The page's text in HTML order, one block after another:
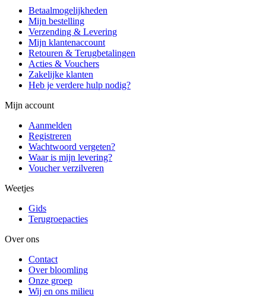
Betaalmogelijkheden
Mijn bestelling
Verzending & Levering
Mijn klantenaccount
Retouren & Terugbetalingen
Acties & Vouchers
Zakelijke klanten
Heb je verdere hulp nodig?
Mijn account
Aanmelden
Registreren
Wachtwoord vergeten?
Waar is mijn levering?
Voucher verzilveren
Weetjes
Gids
Terugroepacties
Over ons
Contact
Over bloomling
Onze groep
Wij en ons milieu